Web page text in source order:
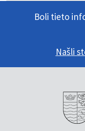
Boli tieto
Našli